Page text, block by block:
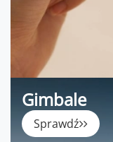
Gimbale
Sprawdź